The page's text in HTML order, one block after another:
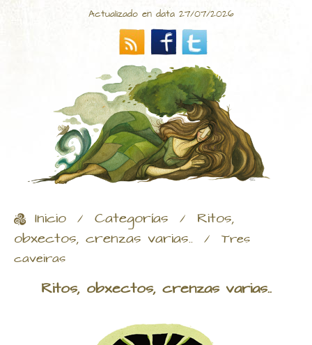
Actualizado en data 27/07/2026
Inicio / Categorías / Ritos,
obxectos, crenzas varias.. / Tres
caveiras
Ritos, obxectos, crenzas varias..